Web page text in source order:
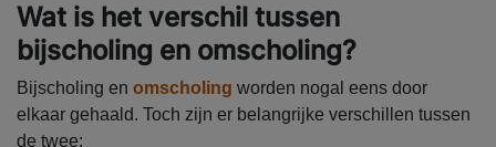
Wat is het verschil tussen
bijscholing en omscholing?
Bijscholing en omscholing worden nogal eens door
elkaar gehaald. Toch zijn er belangrijke verschillen tussen
de twee: